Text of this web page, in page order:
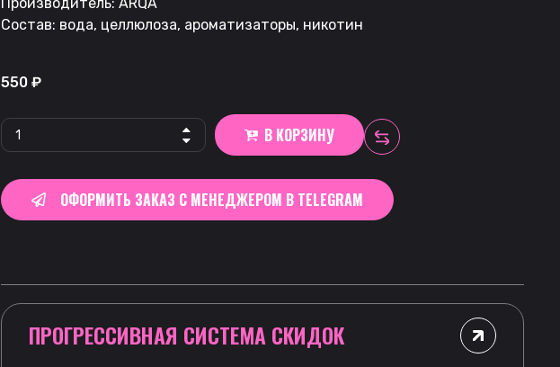
Состав: вода, целлюлоза, ароматизаторы, никотин
550 ₽
В КОРЗИНУ
ОФОРМИТЬ ЗАКАЗ С МЕНЕДЖЕРОМ В TELEGRAM
ПРОГРЕССИВНАЯ СИСТЕМА СКИДОК